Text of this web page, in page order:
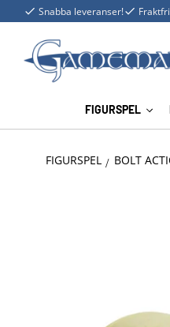
Snabba leveranser!
FIGURSPEL
FIGURSPEL BOLT